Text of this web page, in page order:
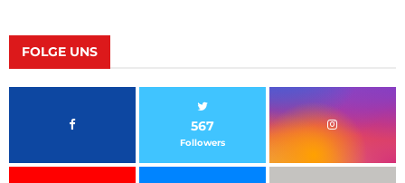
FOLGE UNS
567
Followers